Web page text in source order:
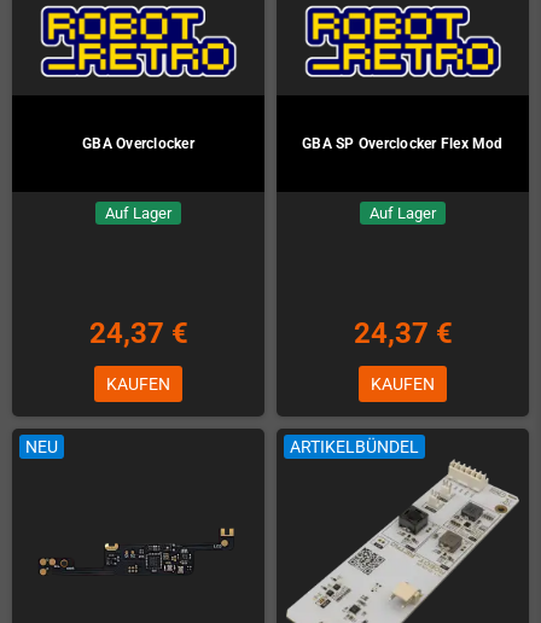
GBA Overclocker
Auf Lager
24,37 €
KAUFEN
GBA SP Overclocker Flex Mod
Auf Lager
24,37 €
KAUFEN
NEU ARTIKELBÜNDEL